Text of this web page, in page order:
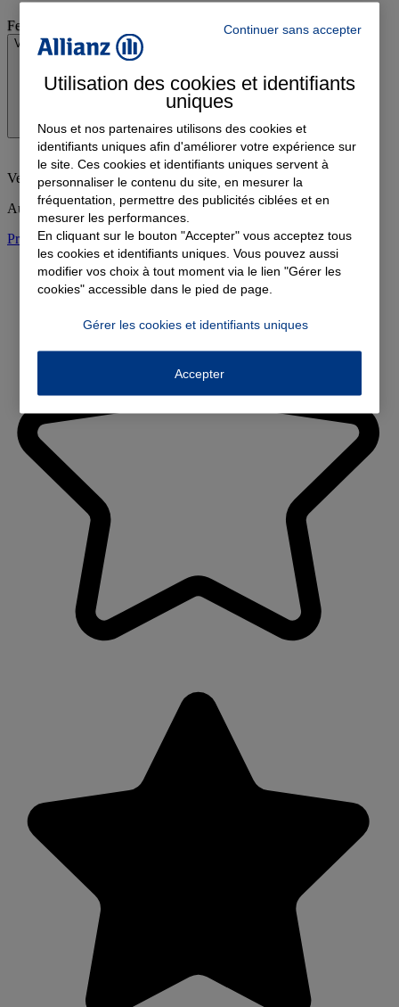
Fermé
Voir les horaires
Vendredi: 09:30-12:30, 14:30-17:00
Au delà de 17H00 sur Rendez-vous
Prendre rendez-vous à l'agence
Continuer sans accepter
Utilisation des cookies et identifiants
uniques
Nous et nos partenaires utilisons des cookies et
identifiants uniques afin d'améliorer votre expérience sur
le site. Ces cookies et identifiants uniques servent à
personnaliser le contenu du site, en mesurer la
fréquentation, permettre des publicités ciblées et en
mesurer les performances.
En cliquant sur le bouton "Accepter" vous acceptez tous
les cookies et identifiants uniques. Vous pouvez aussi
modifier vos choix à tout moment via le lien "Gérer les
cookies" accessible dans le pied de page.
Gérer les cookies et identifiants uniques
Accepter